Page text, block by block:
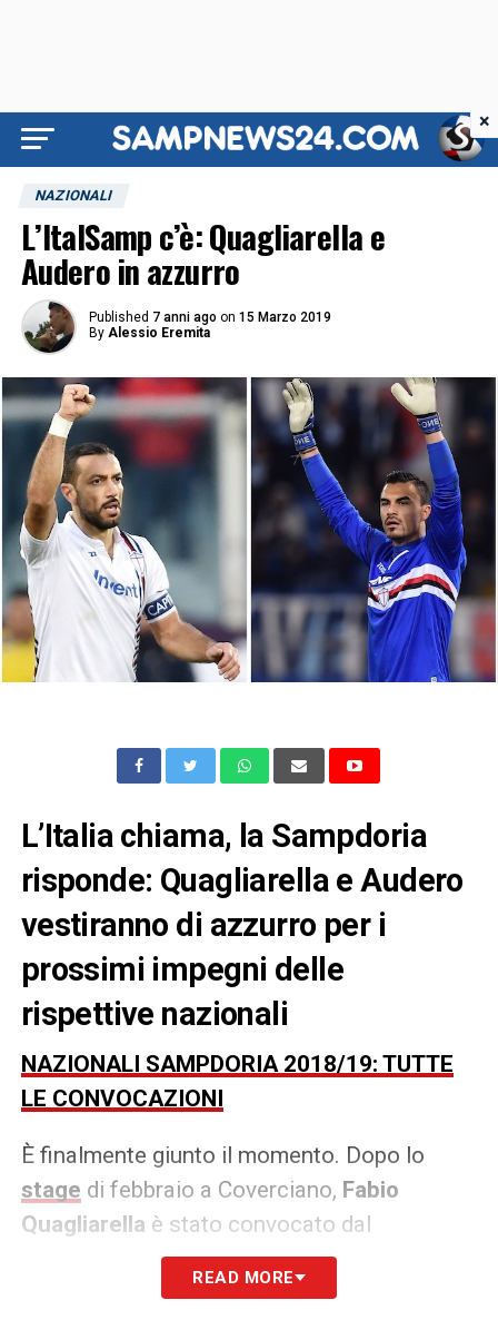
NAZIONALI
L’ItalSamp c’è: Quagliarella e
Audero in azzurro
Published 7 anni ago on 15 Marzo 2019
By Alessio Eremita
L’Italia chiama, la Sampdoria
risponde: Quagliarella e Audero
vestiranno di azzurro per i
prossimi impegni delle
rispettive nazionali
NAZIONALI SAMPDORIA 2018/19: TUTTE
LE CONVOCAZIONI
È finalmente giunto il momento. Dopo lo
stage di febbraio a Coverciano, Fabio
Quagliarella è stato convocato dal
commissario tecnico Roberto Mancini per i
primi impegni di qualificazione a Euro 2020
READ MORE
×